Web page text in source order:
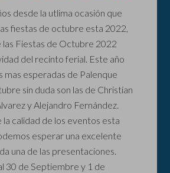
desde la utlima ocasión que
fiestas de octubre esta 2022,
las Fiestas de Octubre 2022
del recinto ferial. Este año
mas esperadas de Palenque
sin duda son las de Christian
y Alejandro Fernández.
calidad de los eventos esta
esperar una excelente
una de las presentaciones.
30 de Septiembre y 1 de